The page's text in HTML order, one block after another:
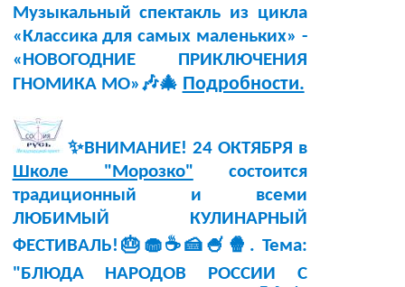
Музыкальный спектакль из цикла
«Классика для самых маленьких» -
«НОВОГОДНИЕ ПРИКЛЮЧЕНИЯ
ГНОМИКА МО»🎶🎄 Подробности.
✨ВНИМАНИЕ! 24 ОКТЯБРЯ в
Школе "Морозко" состоится
традиционный и всеми
ЛЮБИМЫЙ КУЛИНАРНЫЙ
ФЕСТИВАЛЬ!🎂🧁☕🍰🍧🍿. Тема:
"БЛЮДА НАРОДОВ РОССИИ С